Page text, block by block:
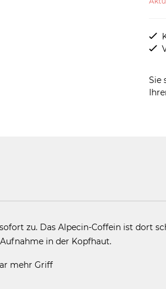
Sie
zu. Das Alpecin-Coffein ist dort
in der Kopfhaut.
mehr Griff